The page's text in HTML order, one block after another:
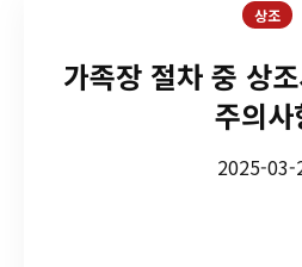
상조
가족장 절차 중 상
주의사
2025-03-